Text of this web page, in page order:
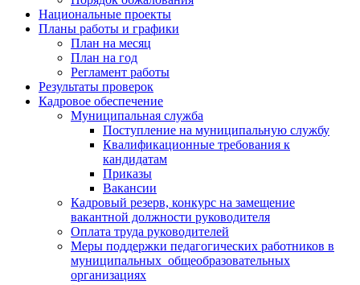
Национальные проекты
Планы работы и графики
План на месяц
План на год
Регламент работы
Результаты проверок
Кадровое обеспечение
Муниципальная служба
Поступление на муниципальную службу
Квалификационные требования к
кандидатам
Приказы
Вакансии
Кадровый резерв, конкурс на замещение
вакантной должности руководителя
Оплата труда руководителей
Меры поддержки педагогических работников в
муниципальных общеобразовательных
организациях